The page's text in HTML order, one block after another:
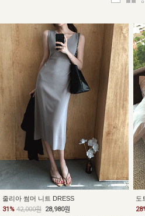
줄리아 썸머 니트 DRESS
31% 42,000원 28,980원
도